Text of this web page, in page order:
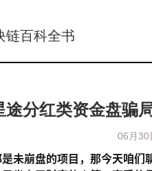
链百科全书
途分红类资金盘骗
06月30
未崩盘的项目，那今天咱